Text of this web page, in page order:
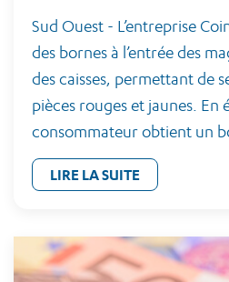
Sud Ouest - L’entreprise
des bornes à l’entrée des
des caisses, permettant de
pièces rouges et jaunes. En
consommateur obtient un
LIRE LA SUITE